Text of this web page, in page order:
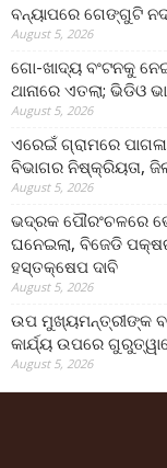
ବନ୍ୟାପରେ ଗେଙ୍ଗୁଟି
August 5, 2026
ଗୋ-ଖାଦ୍ୟ ବଂଟନକୁ
ଥାନାରେ ଏତଲା; ଭିଡିଓ
August 5, 2026
ଏରେଇଁ ଗ୍ରାମରେ
ବିଭାଗର ନିଷ୍କ୍ରିୟତା,
August 5, 2026
ଭଦ୍ରକ ପୌରଂଚଳରେ
ଘନେଇଲା, ବିଜେଡି
ହସ୍ତକ୍ଷେପ ଦାବି
August 5, 2026
ଉପ ମୁଖ୍ୟମନ୍ତ୍ରୀଙ୍କ
କାର୍ଯ୍ୟ ଉପରେ
August 5, 2026